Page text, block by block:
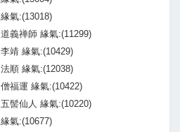
緣氣:(13018)
道義禅師 緣氣:(11299)
李靖 緣氣:(10429)
法順 緣氣:(12038)
僧福運 緣氣:(10422)
五髻仙人 緣氣:(10220)
緣氣:(10677)